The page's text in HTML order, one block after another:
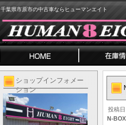
千葉県市原市の中古車ならヒューマンエイト
ショップインフォメー
ション
投稿日
N-